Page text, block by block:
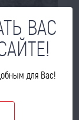
ВАС
для Вас!